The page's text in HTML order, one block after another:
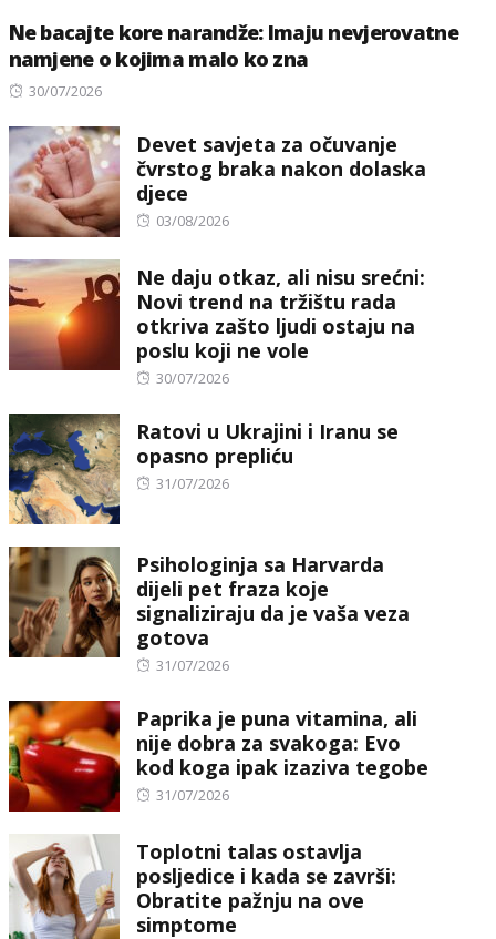
Ne bacajte kore narandže: Imaju nevjerovatne
namjene o kojima malo ko zna
Posted
30/07/2026
Devet savjeta za očuvanje
čvrstog braka nakon dolaska
djece
Posted
03/08/2026
Ne daju otkaz, ali nisu srećni:
Novi trend na tržištu rada
otkriva zašto ljudi ostaju na
poslu koji ne vole
Posted
30/07/2026
Ratovi u Ukrajini i Iranu se
opasno prepliću
Posted
31/07/2026
Psihologinja sa Harvarda
dijeli pet fraza koje
signaliziraju da je vaša veza
gotova
Posted
31/07/2026
Paprika je puna vitamina, ali
nije dobra za svakoga: Evo
kod koga ipak izaziva tegobe
Posted
31/07/2026
Toplotni talas ostavlja
posljedice i kada se završi:
Obratite pažnju na ove
simptome